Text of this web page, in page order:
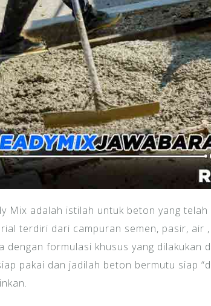
Mix adalah istilah untuk beton yang telah
terdiri dari campuran semen, pasir, air
dengan formulasi khusus yang dilakukan
pakai dan jadilah beton bermutu siap